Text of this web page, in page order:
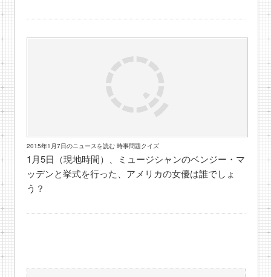
2015年1月7日のニュースを読む 時事問題クイズ
1月5日（現地時間）、ミュージシャンのベンジー・マ
ッデンと挙式を行った、アメリカの女優は誰でしょ
う？